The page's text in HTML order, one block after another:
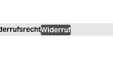
Widerruf